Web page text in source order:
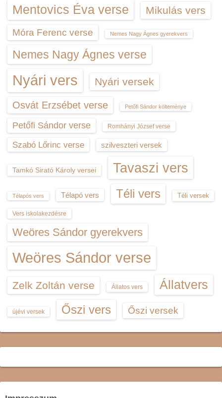
Mentovics Éva verse Mikulás vers
Móra Ferenc verse Nemes Nagy Ágnes gyerekvers
Nemes Nagy Ágnes verse
Nyári vers Nyári versek
Osvát Erzsébet verse Petőfi Sándor költeménye
Petőfi Sándor verse Romhányi József verse
Szabó Lőrinc verse szilveszteri versek
Tamkó Sirató Károly versei Tavaszi vers
Télapós vers Télapó vers Téli vers Téli versek
Vers iskolakezdésre
Weöres Sándor gyerekvers
Weöres Sándor verse
Zelk Zoltán verse Állatos vers Állatvers
újévi versek Őszi vers Őszi versek